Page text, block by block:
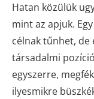
Hatan közülük
mint az apjuk.
célnak tűnhet, de
társadalmi
egyszerre,
ilyesmikre